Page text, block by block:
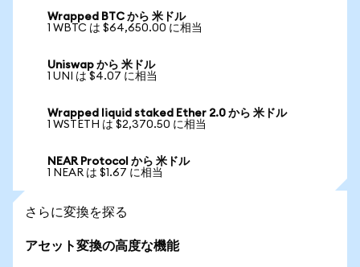
Wrapped BTC から 米ドル
1 WBTC は $64,650.00 に相当
Uniswap から 米ドル
1 UNI は $4.07 に相当
Wrapped liquid staked Ether 2.0 から 米ドル
1 WSTETH は $2,370.50 に相当
NEAR Protocol から 米ドル
1 NEAR は $1.67 に相当
さらに変換を探る
アセット変換の高度な機能